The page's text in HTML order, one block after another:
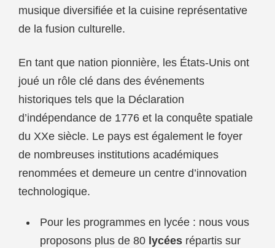
musique diversifiée et la cuisine représentative
de la fusion culturelle.
En tant que nation pionnière, les États-Unis ont
joué un rôle clé dans des événements
historiques tels que la Déclaration
d’indépendance de 1776 et la conquête spatiale
du XXe siècle. Le pays est également le foyer
de nombreuses institutions académiques
renommées et demeure un centre d’innovation
technologique.
Pour les programmes en lycée : nous vous
proposons plus de 80 lycées répartis sur